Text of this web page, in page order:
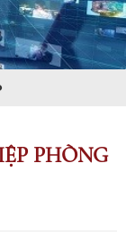
PHÒNG